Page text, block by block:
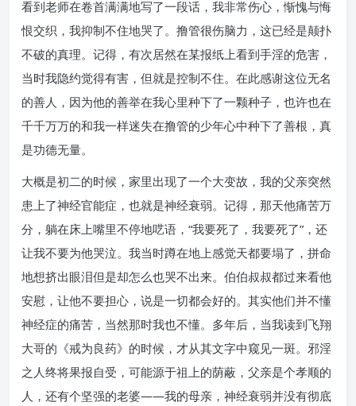
看到老师在卷首满满地写了一段话，我非常伤心，惭愧与悔
恨交织，我抑制不住地哭了。撸管很伤脑力，这已经是颠扑
不破的真理。记得，有次居然在某报纸上看到手淫的危害，
当时我隐约觉得有害，但就是控制不住。在此感谢这位无名
的善人，因为他的善举在我心里种下了一颗种子，也许也在
千千万万的和我一样迷失在撸管的少年心中种下了善根，真
是功德无量。
大概是初二的时候，家里出现了一个大变故，我的父亲突然
患上了神经官能症，也就是神经衰弱。记得，那天他痛苦万
分，躺在床上嘴里不停地呓语，“我要死了，我要死了”，还
让我不要为他哭泣。我当时蹲在地上感觉天都要塌了，拼命
地想挤出眼泪但是却怎么也哭不出来。伯伯叔叔都过来看他
安慰，让他不要担心，说是一切都会好的。其实他们并不懂
神经症的痛苦，当然那时我也不懂。多年后，当我读到飞翔
大哥的《戒为良药》的时候，才从其文字中窥见一斑。邪淫
之人终将果报自受，可能源于祖上的荫蔽，父亲是个孝顺的
人，还有个坚强的老婆——我的母亲，神经衰弱并没有彻底